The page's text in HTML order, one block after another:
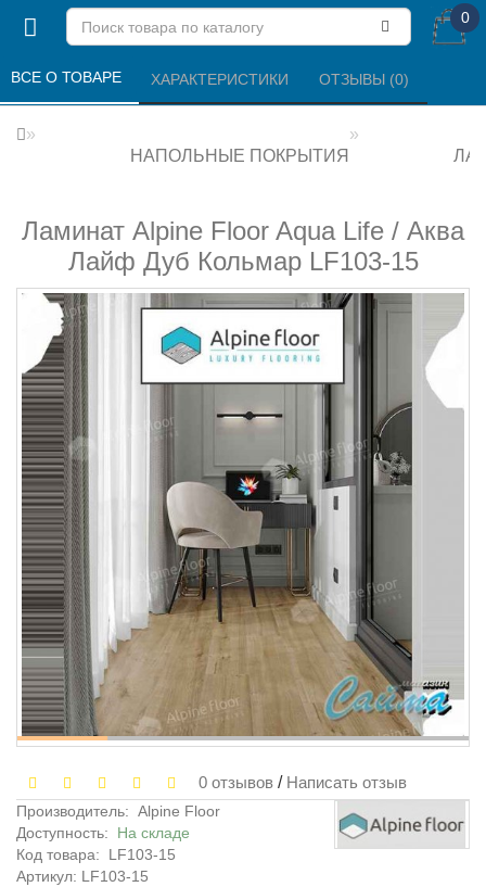
0
НАПОЛЬНЫЕ ПОКРЫТИЯ
Ламинат Alpine Floor Aqua Life / Аква
Лайф Дуб Кольмар LF103-15
ВСЕ О ТОВАРЕ ХАРАКТЕРИСТИКИ ОТЗЫВЫ (0)
0 отзывов / Написать отзыв
Производитель: Alpine Floor
Доступность: На складе
Код товара:
LF103-15
Артикул: LF103-15